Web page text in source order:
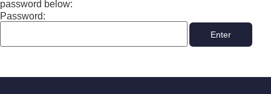
password below:
Password: